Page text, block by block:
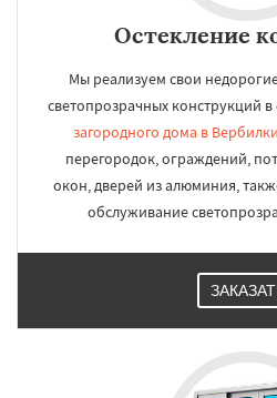
Остекление
Мы реализуем свои
светопрозрачных конструкций
загородного дома в Вербилки
перегородок, ограждений,
окон, дверей из алюминия,
обслуживание